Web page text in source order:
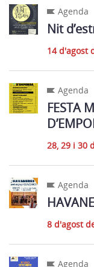
Agenda
Nit
14 d'agost
Agenda
FESTA
28, 29 i 30
Agenda
8 d'agost
Agenda